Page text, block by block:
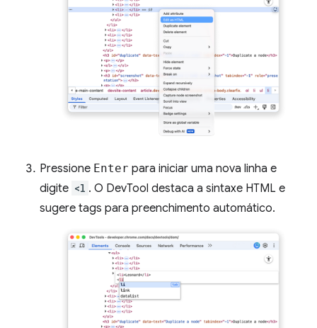
Pressione Enter para iniciar uma nova linha e
digite <l . O DevTool destaca a sintaxe HTML e
sugere tags para preenchimento automático.